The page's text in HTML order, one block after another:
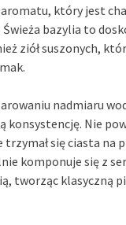
który jest
bazylia to
ziół suszonych,
nadmiaru
konsystencję. Nie
się ciasta na
komponuje się z
tworząc klasyczną